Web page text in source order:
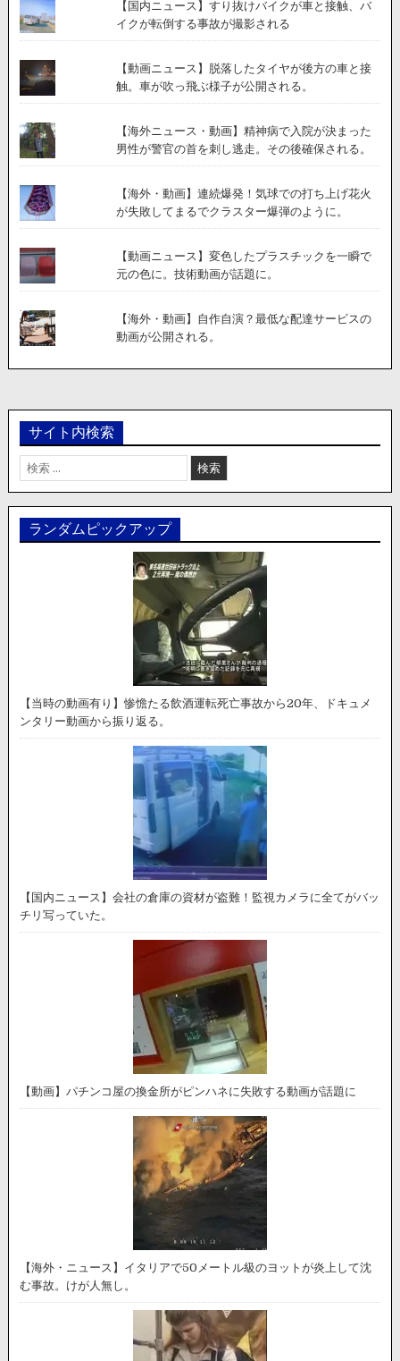
【国内ニュース】すり抜けバイクが車と接触、バ
イクが転倒する事故が撮影される
【動画ニュース】脱落したタイヤが後方の車と接
触。車が吹っ飛ぶ様子が公開される。
【海外ニュース・動画】精神病で入院が決まった
男性が警官の首を刺し逃走。その後確保される。
【海外・動画】連続爆発！気球での打ち上げ花火
が失敗してまるでクラスター爆弾のように。
【動画ニュース】変色したプラスチックを一瞬で
元の色に。技術動画が話題に。
【海外・動画】自作自演？最低な配達サービスの
動画が公開される。
サイト内検索
検
索:
ランダムピックアップ
【当時の動画有り】惨憺たる飲酒運転死亡事故から20年、ドキュメ
ンタリー動画から振り返る。
【国内ニュース】会社の倉庫の資材が盗難！監視カメラに全てがバッ
チリ写っていた。
【動画】パチンコ屋の換金所がピンハネに失敗する動画が話題に
【海外・ニュース】イタリアで50メートル級のヨットが炎上して沈
む事故。けが人無し。